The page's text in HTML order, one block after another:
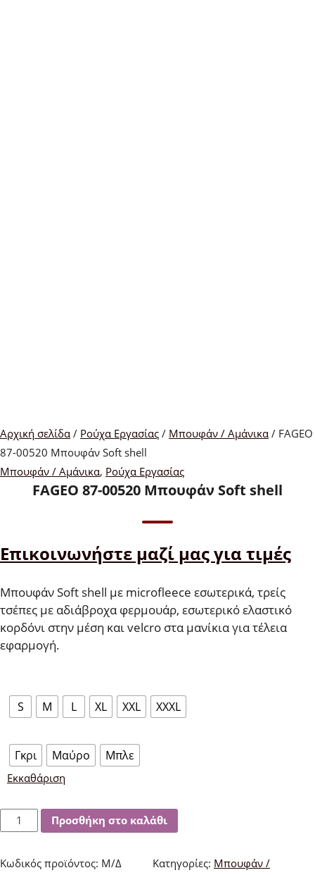
Αρχική σελίδα / Ρούχα Εργασίας / Μπουφάν / Αμάνικα / FAGEO
87-00520 Μπουφάν Soft shell
Μπουφάν / Αμάνικα, Ρούχα Εργασίας
FAGEO 87-00520 Μπουφάν Soft shell
Επικοινωνήστε μαζί μας για τιμές
Μπουφάν Soft shell με microfleece εσωτερικά, τρείς
τσέπες με αδιάβροχα φερμουάρ, εσωτερικό ελαστικό
κορδόνι στην μέση και velcro στα μανίκια για τέλεια
εφαρμογή.
S M L XL XXL XXXL
Γκρι Μαύρο Μπλε
Εκκαθάριση
FAGEO
87-
00520
Προσθήκη στο καλάθι
Κωδικός προϊόντος: Μ/Δ Κατηγορίες: Μπουφάν /